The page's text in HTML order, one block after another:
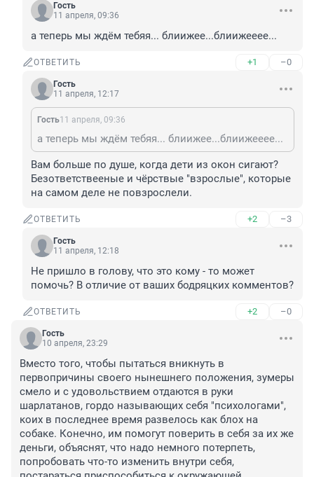
Гость
11 апреля, 09:36
а теперь мы ждём тебяя... блиижее...блиижееее...
ОТВЕТИТЬ +1 –0
Гость
11 апреля, 12:17
Гость11 апреля, 09:36
а теперь мы ждём тебяя... блиижее...блиижееее...
Вам больше по душе, когда дети из окон сигают?
Безответствееные и чёрствые "взрослые", которые
на самом деле не повзрослели.
ОТВЕТИТЬ +2 –3
Гость
11 апреля, 12:18
Не пришло в голову, что это кому - то может
помочь? В отличие от ваших бодряцких комментов?
ОТВЕТИТЬ +2 –0
Гость
10 апреля, 23:29
Вместо того, чтобы пытаться вникнуть в
первопричины своего нынешнего положения, зумеры
смело и с удовольствием отдаются в руки
шарлатанов, гордо называющих себя "психологами",
коих в последнее время развелось как блох на
собаке. Конечно, им помогут поверить в себя за их же
деньги, объяснят, что надо немного потерпеть,
попробовать что-то изменить внутри себя,